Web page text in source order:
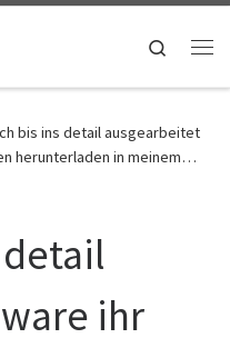
Search
bis ins detail ausgearbeitet
herunterladen in meinem…
ihr